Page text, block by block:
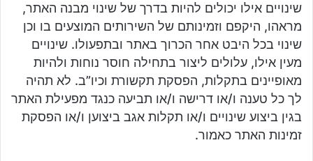
שינויים אילו יכולים להיות בדרך של שינוי מבנה האתר,
מראהו, היקפם וזמינותם של השירותים המוצעים בו וכן
שינוי בכל היבט אחר הכרוך באתר ובתפעולו. שינויים
מעין אילו, עלולים ליצור בתחילה חוסר נוחות ולהיות
מאופיינים בתקלות, הפסקת תקשורת וכיו”ב. לא תהיה
לך כל טענה ו/או דרישה ו/או תביעה כנגד מפעילת האתר
בגין ביצוע שינויים ו/או תקלות אגב ביצוען ו/או הפסקת
זמינות האתר כאמור.